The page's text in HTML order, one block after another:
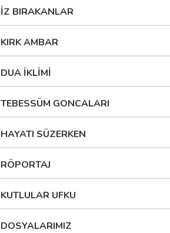
İZ BIRAKANLAR
KIRK AMBAR
DUA İKLİMİ
TEBESSÜM GONCALARI
HAYATI SÜZERKEN
RÖPORTAJ
KUTLULAR UFKU
DOSYALARIMIZ